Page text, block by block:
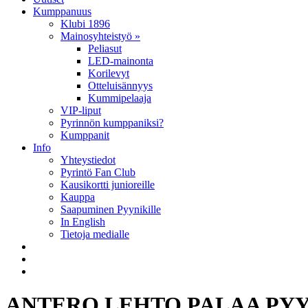
Kumppanuus
Klubi 1896
Mainosyhteistyö »
Peliasut
LED-mainonta
Korilevyt
Otteluisännyys
Kummipelaaja
VIP-liput
Pyrinnön kumppaniksi?
Kumppanit
Info
Yhteystiedot
Pyrintö Fan Club
Kausikortti junioreille
Kauppa
Saapuminen Pyynikille
In English
Tietoja medialle